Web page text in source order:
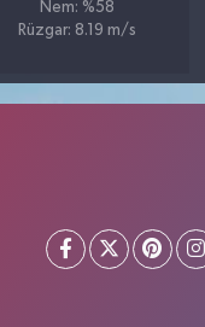
Nem: %58
Rüzgar: 8.19 m/s